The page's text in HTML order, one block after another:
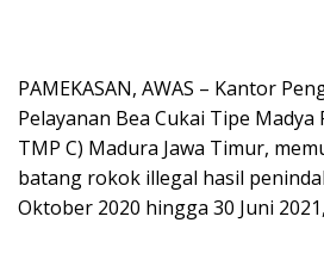
PAMEKASAN, AWAS – Kantor
Pelayanan Bea Cukai Tipe Madya
TMP C) Madura Jawa Timur,
batang rokok illegal hasil
Oktober 2020 hingga 30 Juni